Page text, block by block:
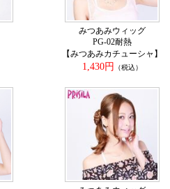
みつあみウィッグ
PG-02耐熱
【みつあみカチューシャ】
1,430円
（税込）